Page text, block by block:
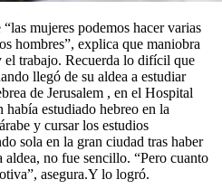
mujeres podemos hacer varias
hombres”, explica que maniobra
trabajo. Recuerda lo difícil que
llegó de su aldea a estudiar
de Jerusalem , en el Hospital
estudiado hebreo en la
y cursar los estudios
sola en la gran ciudad tras haber
aldea, no fue sencillo. “Pero cuanto
asegura.Y lo logró.